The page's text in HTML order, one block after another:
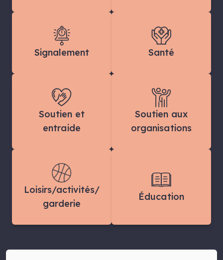
Signalement Santé
Soutien et
entraide
Soutien aux
organisations
Loisirs/activités/
garderie
Éducation